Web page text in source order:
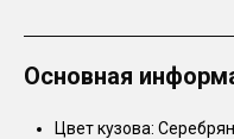
Основная
Цвет кузова: